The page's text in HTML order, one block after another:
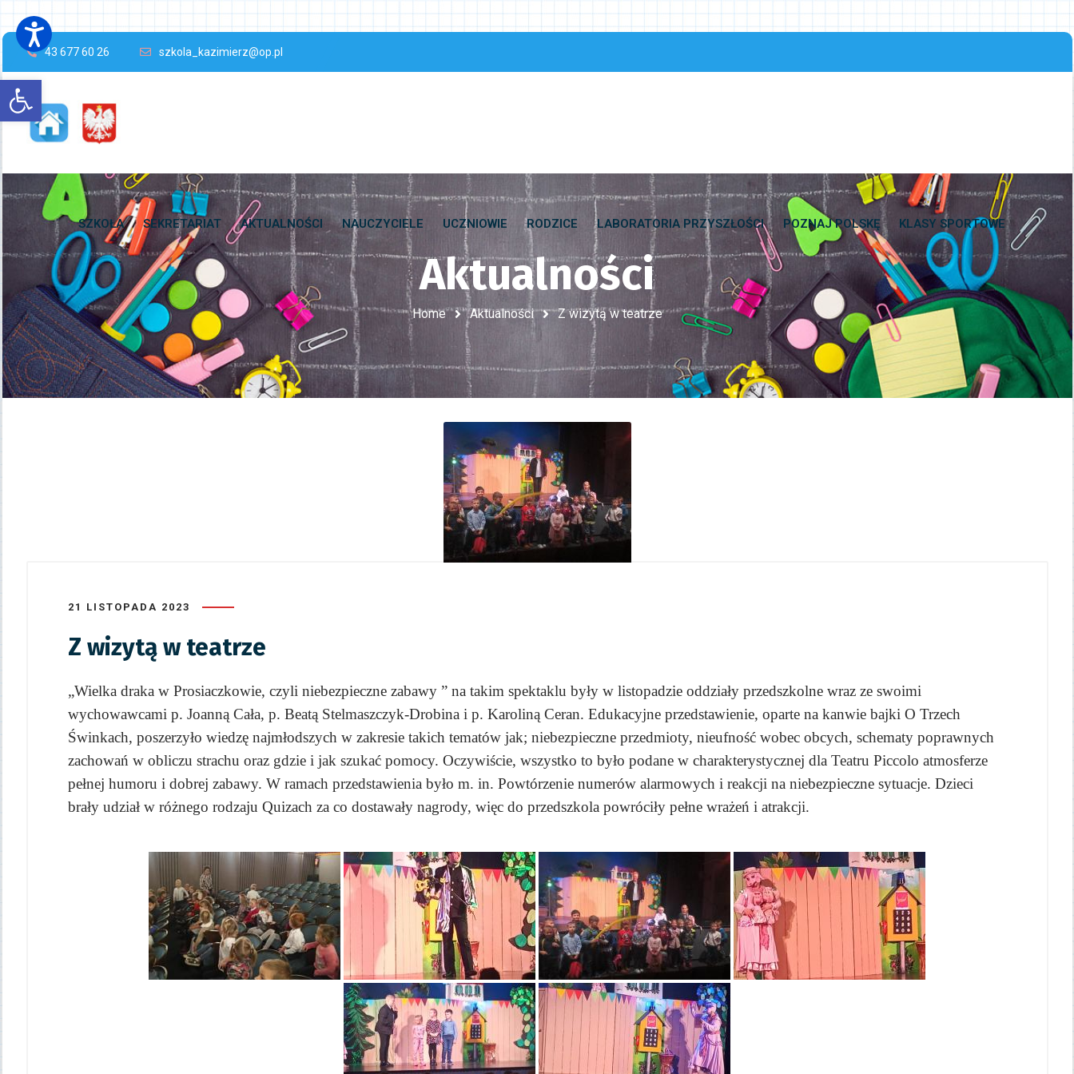
Open toolbar
43 677 60 26 szkola_kazimierz@op.pl
SZKOŁA SEKRETARIAT AKTUALNOŚCI NAUCZYCIELE UCZNIOWIE RODZICE LABORATORIA PRZYSZŁOŚCI POZNAJ POLSKĘ KLASY SPORTOWE
Aktualności
Home Aktualności Z wizytą w teatrze
21 LISTOPADA 2023
Z wizytą w teatrze
„Wielka draka w Prosiaczkowie, czyli niebezpieczne zabawy ” na takim spektaklu były w listopadzie oddziały przedszkolne wraz ze swoimi
wychowawcami p. Joanną Cała, p. Beatą Stelmaszczyk-Drobina i p. Karoliną Ceran. Edukacyjne przedstawienie, oparte na kanwie bajki O Trzech
Świnkach, poszerzyło wiedzę najmłodszych w zakresie takich tematów jak; niebezpieczne przedmioty, nieufność wobec obcych, schematy poprawnych
zachowań w obliczu strachu oraz gdzie i jak szukać pomocy. Oczywiście, wszystko to było podane w charakterystycznej dla Teatru Piccolo atmosferze
pełnej humoru i dobrej zabawy. W ramach przedstawienia było m. in. Powtórzenie numerów alarmowych i reakcji na niebezpieczne sytuacje. Dzieci
brały udział w różnego rodzaju Quizach za co dostawały nagrody, więc do przedszkola powróciły pełne wrażeń i atrakcji.